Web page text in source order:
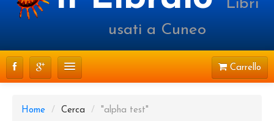
Login o registrati
Libri
usati a Cuneo
Carrello
Home / Cerca / "alpha test"